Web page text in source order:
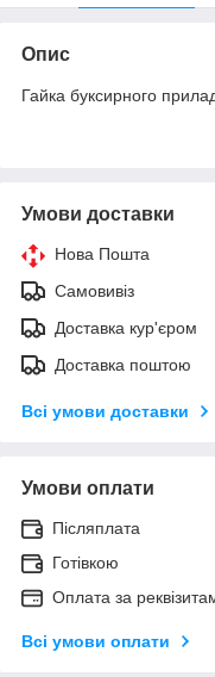
Опис
Гайка буксирного
Умови доставки
Нова Пошта
Самовивіз
Доставка кур'єром
Доставка поштою
Всі умови доставки
Умови оплати
Післяплата
Готівкою
Оплата за
Всі умови оплати